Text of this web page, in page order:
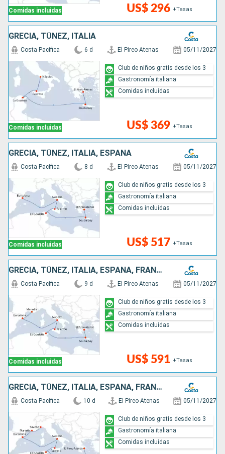
Comidas incluidas US$ 296 +Tasas
GRECIA, TÚNEZ, ITALIA
Comidas incluidas
Costa Pacifica 6 d El Pireo Atenas 05/11/2027
US$ 369 +Tasas
Club de niños gratis desde los 3
Gastronomía italiana
Comidas incluidas
GRECIA, TÚNEZ, ITALIA, ESPAÑA
Comidas incluidas
Costa Pacifica 8 d El Pireo Atenas 05/11/2027
US$ 517 +Tasas
Club de niños gratis desde los 3
Gastronomía italiana
Comidas incluidas
GRECIA, TÚNEZ, ITALIA, ESPAÑA, FRANCIA
Comidas incluidas
Costa Pacifica 9 d El Pireo Atenas 05/11/2027
US$ 591 +Tasas
Club de niños gratis desde los 3
Gastronomía italiana
Comidas incluidas
GRECIA, TÚNEZ, ITALIA, ESPAÑA, FRANCIA
Costa Pacifica 10 d El Pireo Atenas 05/11/2027
Club de niños gratis desde los 3
Gastronomía italiana
Comidas incluidas